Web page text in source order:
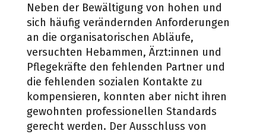
Neben der Bewältigung von hohen und
sich häufig verändernden Anforderungen
an die organisatorischen Abläufe,
versuchten Hebammen, Ärzt:innen und
Pflegekräfte den fehlenden Partner und
die fehlenden sozialen Kontakte zu
kompensieren, konnten aber nicht ihren
gewohnten professionellen Standards
gerecht werden. Der Ausschluss von